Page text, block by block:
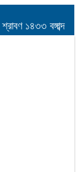
১৪৩৩ বঙ্গাব্দ